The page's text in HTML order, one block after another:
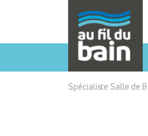
Spécialiste Salle de